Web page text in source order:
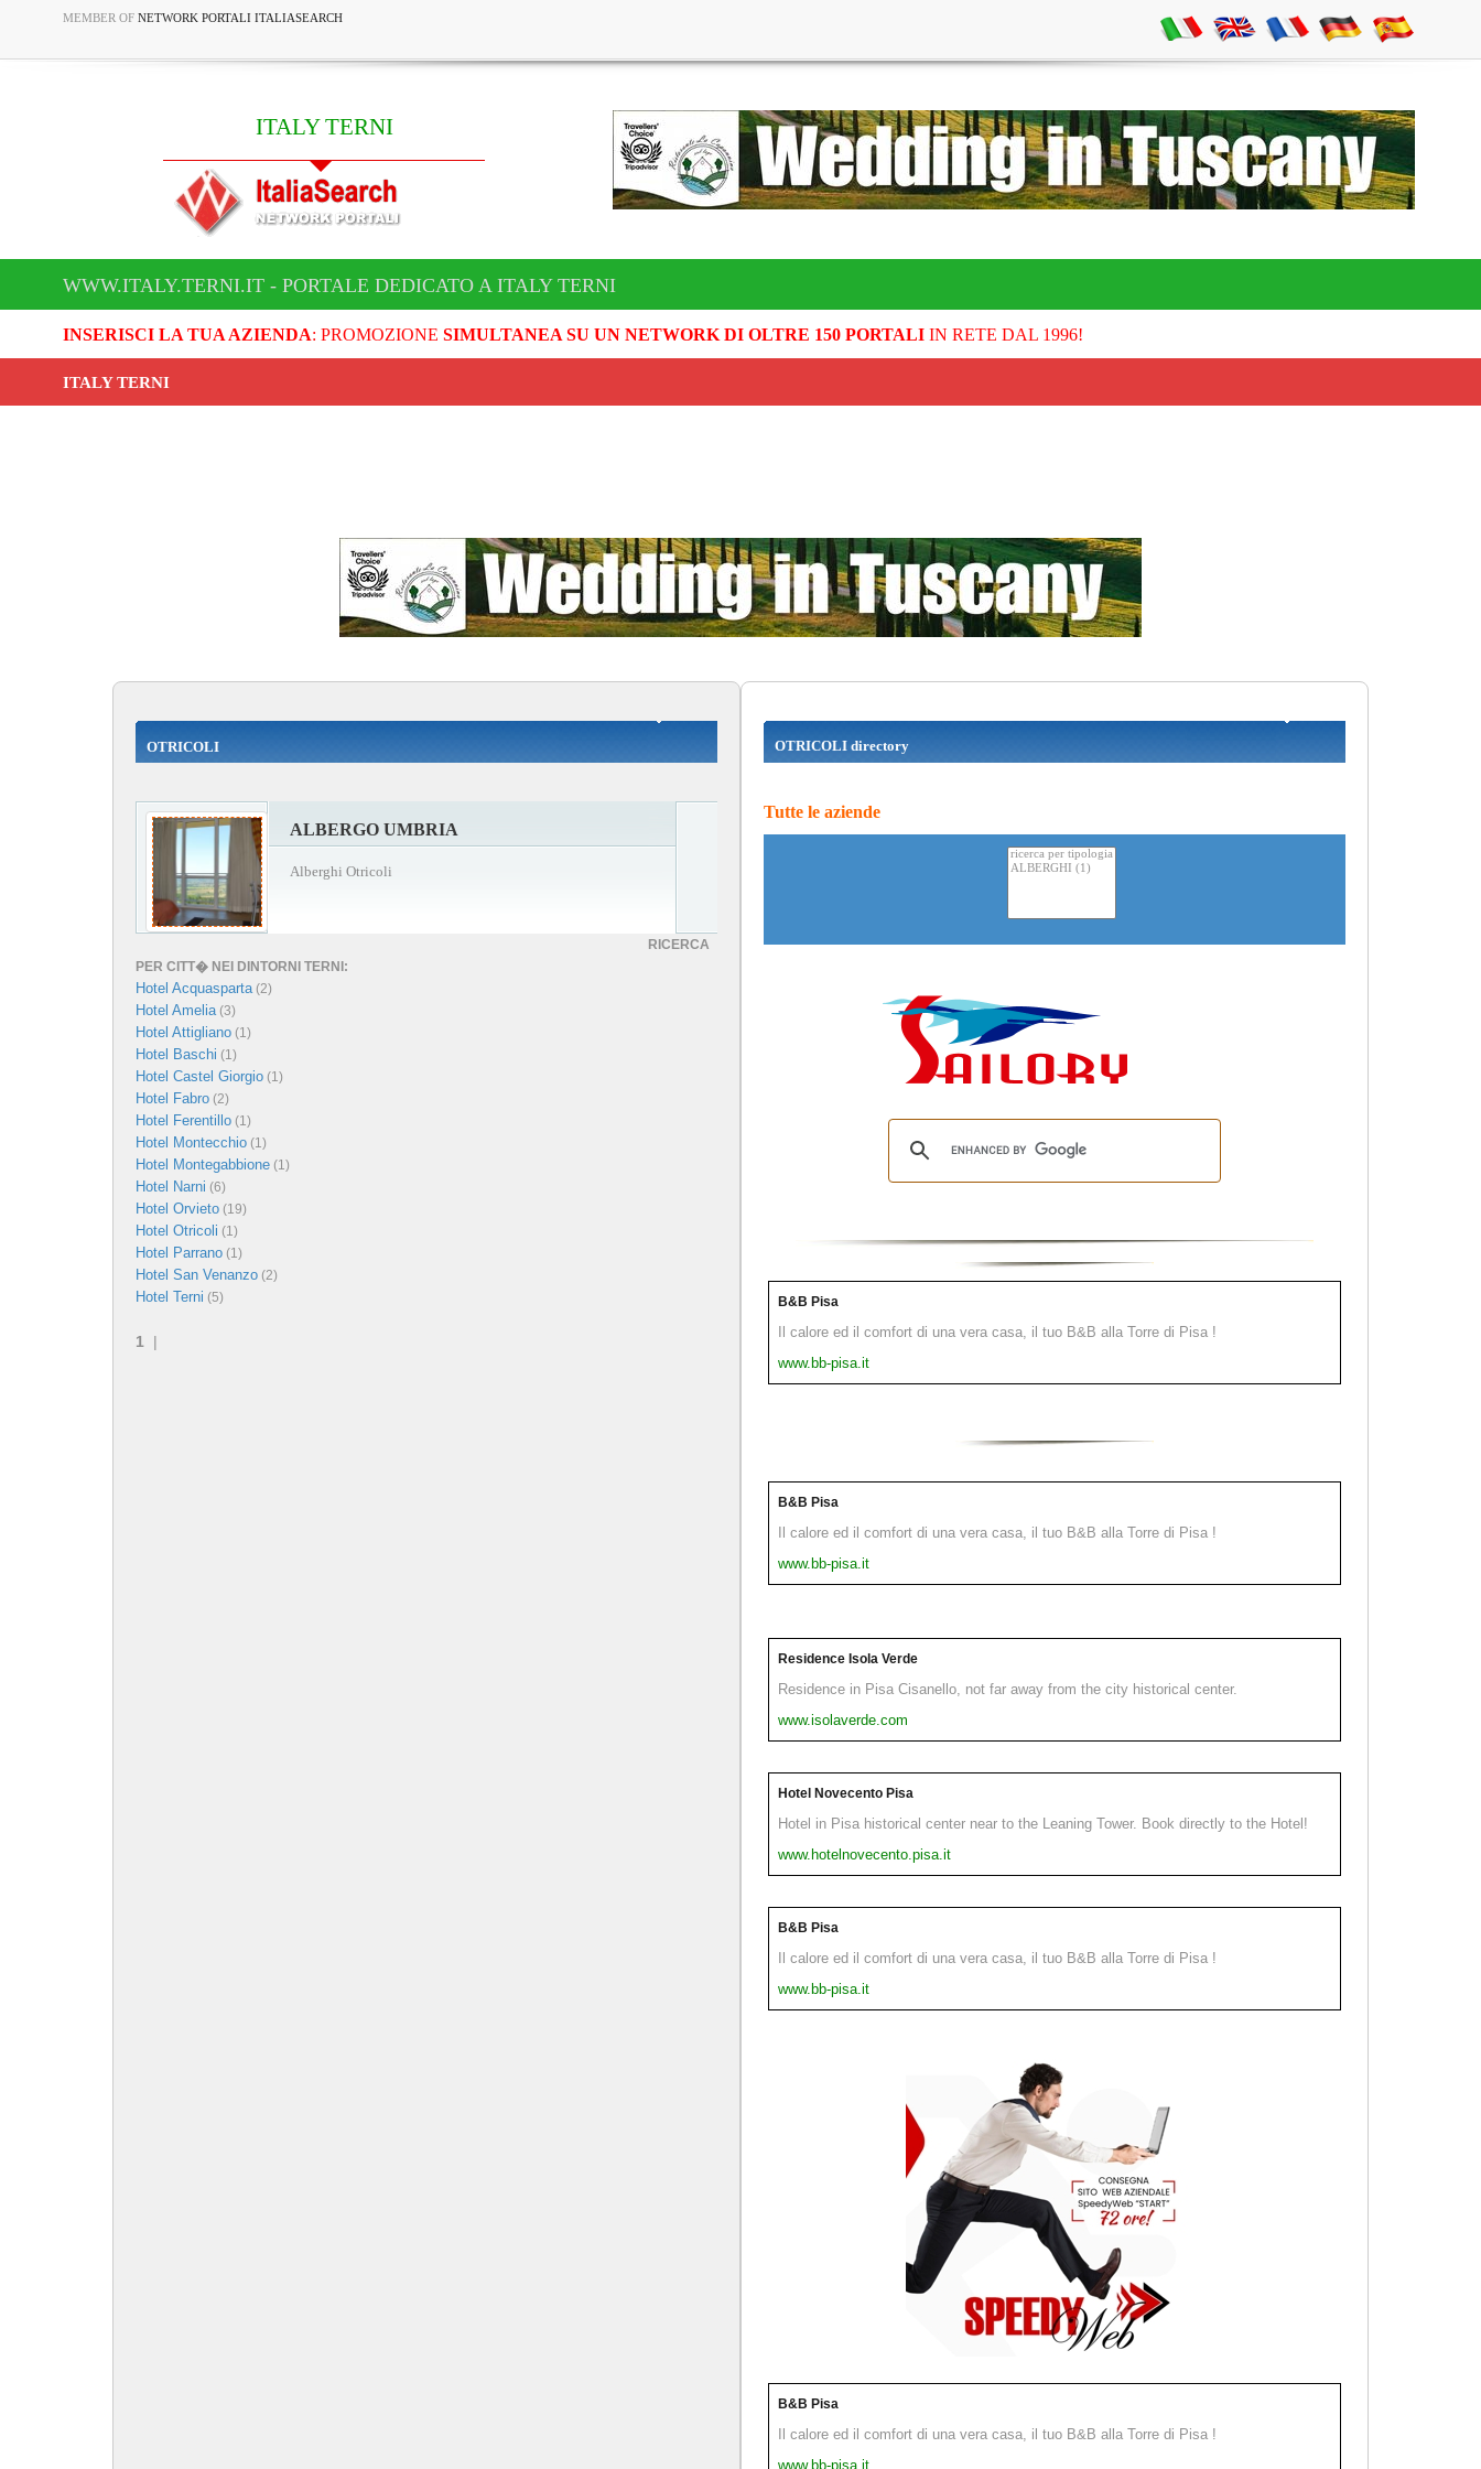
MEMBER OF NETWORK PORTALI ITALIASEARCH
ITALY TERNI
WWW.ITALY.TERNI.IT - PORTALE DEDICATO A ITALY TERNI
INSERISCI LA TUA AZIENDA: PROMOZIONE SIMULTANEA SU UN NETWORK DI OLTRE 150 PORTALIIN RETE DAL 1996!
ITALY TERNI
OTRICOLI
ALBERGO UMBRIA
Alberghi Otricoli
RICERCA
PER CITT� NEI DINTORNI TERNI:
Hotel Acquasparta(2)
Hotel Amelia(3)
Hotel Attigliano (1)
Hotel Baschi (1)
Hotel Castel Giorgio (1)
Hotel Fabro (2)
Hotel Ferentillo (1)
Hotel Montecchio (1)
Hotel Montegabbione (1)
Hotel Narni (6)
Hotel Orvieto (19)
Hotel Otricoli (1)
Hotel Parrano (1)
Hotel San Venanzo (2)
Hotel Terni (5)
1 |
OTRICOLI directory
Tutte le aziende
B&B Pisa
Il calore ed il comfort di una vera casa, il tuo B&B alla Torre di Pisa !
www.bb-pisa.it
B&B Pisa
Il calore ed il comfort di una vera casa, il tuo B&B alla Torre di Pisa !
www.bb-pisa.it
Residence Isola Verde
Residence in Pisa Cisanello, not far away from the city historical center.
www.isolaverde.com
Hotel Novecento Pisa
Hotel in Pisa historical center near to the Leaning Tower. Book directly to the Hotel!
www.hotelnovecento.pisa.it
B&B Pisa
Il calore ed il comfort di una vera casa, il tuo B&B alla Torre di Pisa !
www.bb-pisa.it
B&B Pisa
Il calore ed il comfort di una vera casa, il tuo B&B alla Torre di Pisa !
www.bb-pisa.it